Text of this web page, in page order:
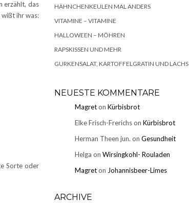
erzählt, das
wißt ihr was:
Sorte oder
HÄHNCHENKEULEN MAL ANDERS
VITAMINE – VITAMINE
HALLOWEEN – MÖHREN
RAPSKISSEN UND MEHR
GURKENSALAT, KARTOFFELGRATIN UND LACHS
NEUESTE KOMMENTARE
Magreton Kürbisbrot
Elke Frisch-Frerichson Kürbisbrot
Herman Theen jun. on Gesundheit
Helga on Wirsingkohl- Rouladen
Magreton Johannisbeer-Limes
ARCHIVE